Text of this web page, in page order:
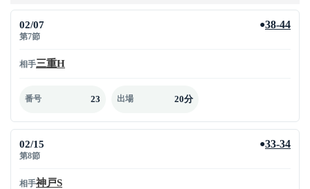
02/07
第7節
●38-44
相手三重H
番号 23 出場 20分
02/15
第8節
●33-34
相手神戸S